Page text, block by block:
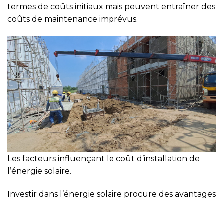
termes de coûts initiaux mais peuvent entraîner des
coûts de maintenance imprévus.
Les facteurs influençant le coût d’installation de
l’énergie solaire.
Investir dans l’énergie solaire procure des avantages